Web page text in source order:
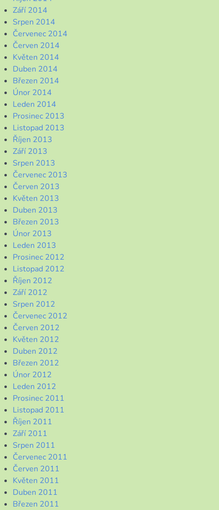
Září 2014
Srpen 2014
Červenec 2014
Červen 2014
Květen 2014
Duben 2014
Březen 2014
Únor 2014
Leden 2014
Prosinec 2013
Listopad 2013
Říjen 2013
Září 2013
Srpen 2013
Červenec 2013
Červen 2013
Květen 2013
Duben 2013
Březen 2013
Únor 2013
Leden 2013
Prosinec 2012
Listopad 2012
Říjen 2012
Září 2012
Srpen 2012
Červenec 2012
Červen 2012
Květen 2012
Duben 2012
Březen 2012
Únor 2012
Leden 2012
Prosinec 2011
Listopad 2011
Říjen 2011
Září 2011
Srpen 2011
Červenec 2011
Červen 2011
Květen 2011
Duben 2011
Březen 2011